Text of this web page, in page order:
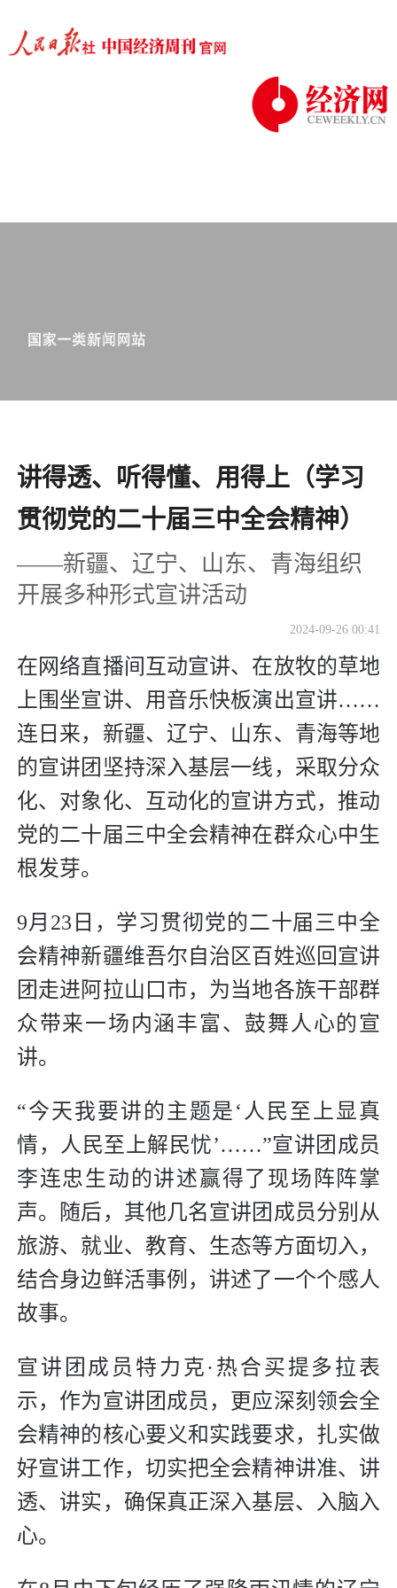
讲得透、听得懂、用得上（学习
贯彻党的二十届三中全会精神）
——新疆、辽宁、山东、青海组织
开展多种形式宣讲活动
2024-09-26 00:41
在网络直播间互动宣讲、在放牧的草地
上围坐宣讲、用音乐快板演出宣讲……
连日来，新疆、辽宁、山东、青海等地
的宣讲团坚持深入基层一线，采取分众
化、对象化、互动化的宣讲方式，推动
党的二十届三中全会精神在群众心中生
根发芽。
9月23日，学习贯彻党的二十届三中全
会精神新疆维吾尔自治区百姓巡回宣讲
团走进阿拉山口市，为当地各族干部群
众带来一场内涵丰富、鼓舞人心的宣
讲。
“今天我要讲的主题是‘人民至上显真
情，人民至上解民忧’……”宣讲团成员
李连忠生动的讲述赢得了现场阵阵掌
声。随后，其他几名宣讲团成员分别从
旅游、就业、教育、生态等方面切入，
结合身边鲜活事例，讲述了一个个感人
故事。
宣讲团成员特力克·热合买提多拉表
示，作为宣讲团成员，更应深刻领会全
会精神的核心要义和实践要求，扎实做
好宣讲工作，切实把全会精神讲准、讲
透、讲实，确保真正深入基层、入脑入
心。